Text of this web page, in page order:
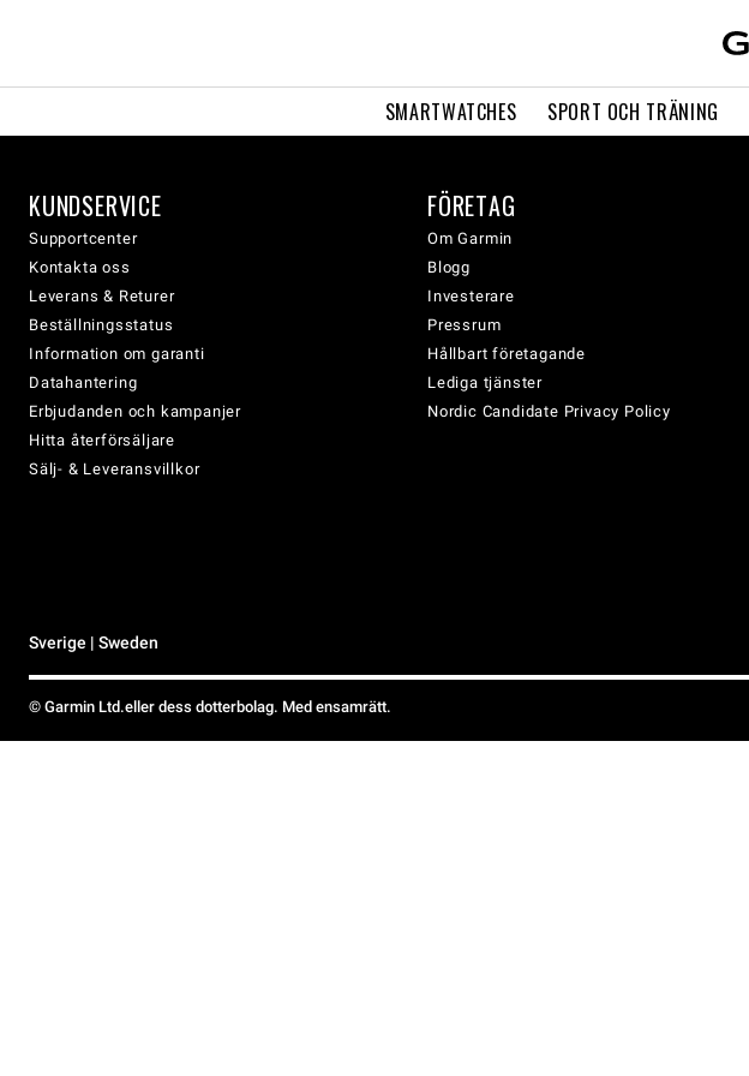
SMARTWATCHES SPORT OCH TRÄNING
KUNDSERVICE
Supportcenter
Kontakta oss
Leverans & Returer
Beställningsstatus
Information om garanti
Datahantering
Erbjudanden och kampanjer
Hitta återförsäljare
Sälj- & Leveransvillkor
FÖRETAG
Om Garmin
Blogg
Investerare
Pressrum
Hållbart företagande
Lediga tjänster
Nordic Candidate Privacy Policy
Sverige | Sweden
© Garmin Ltd.eller dess dotterbolag. Med ensamrätt.